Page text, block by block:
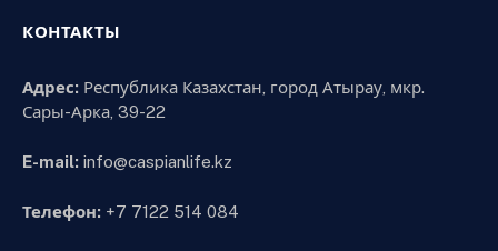
КОНТАКТЫ
Адрес: Республика Казахстан, город Атырау, мкр.
Сары-Арка, 39-22
E-mail: info@caspianlife.kz
Телефон: +7 7122 514 084